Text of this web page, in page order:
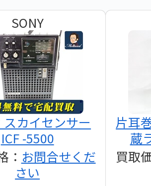
SONY
スカイセンサー
ICF -5500
： お問合せくだ
さい
片耳
蔵
買取